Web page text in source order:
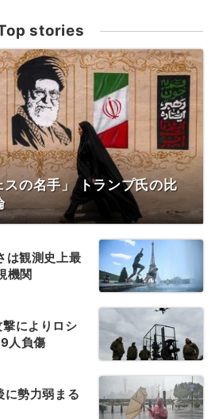
stories
スの名手」 トランプ氏の比
は観測史上最
機関
によりロシ
人負傷
に勢力弱まる